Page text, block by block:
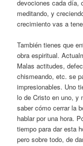
devociones cada día,
meditando, y
crecimiento vas a
También tienes que
obra espiritual.
Malas actitudes,
chismeando, etc. se
impresionables. Uno
lo de Cristo en uno, y
saber cómo cerrar la
hablar por una hora.
tiempo para dar esta
pero sobre todo, de